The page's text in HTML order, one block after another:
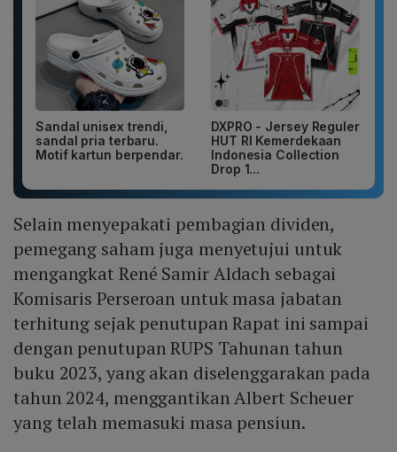
Sandal unisex trendi,
sandal pria terbaru.
Motif kartun berpendar.
DXPRO - Jersey Reguler
HUT RI Kemerdekaan
Indonesia Collection
Drop 1...
Selain menyepakati pembagian dividen,
pemegang saham juga menyetujui untuk
mengangkat René Samir Aldach sebagai
Komisaris Perseroan untuk masa jabatan
terhitung sejak penutupan Rapat ini sampai
dengan penutupan RUPS Tahunan tahun
buku 2023, yang akan diselenggarakan pada
tahun 2024, menggantikan Albert Scheuer
yang telah memasuki masa pensiun.